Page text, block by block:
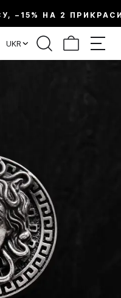
–15% НА 2
UKR